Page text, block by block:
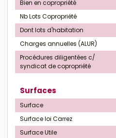
Bien en copropriété
Nb Lots Copropriété
Dont lots d'habitation
Charges annuelles (ALUR)
Procédures diligentées c/
syndicat de copropriété
Surfaces
Surface
Surface loi Carrez
Surface Utile